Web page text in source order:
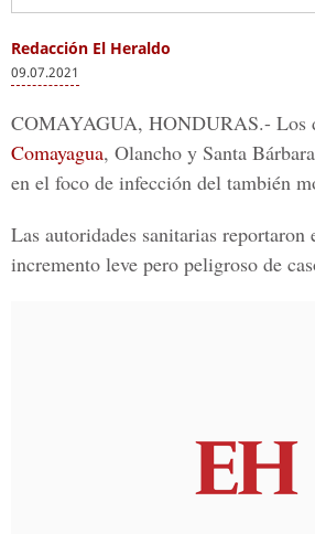
Redacción El Heraldo
09.07.2021
COMAYAGUA, HONDURAS.- Los
Comayagua, Olancho y Santa Bárbara
en el foco de infección del también
Las autoridades sanitarias reportaron
incremento leve pero peligroso de